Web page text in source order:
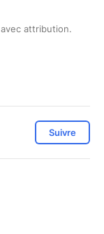
attribution.
Suivre